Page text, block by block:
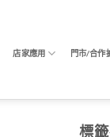
店家應用 門市/合作
標